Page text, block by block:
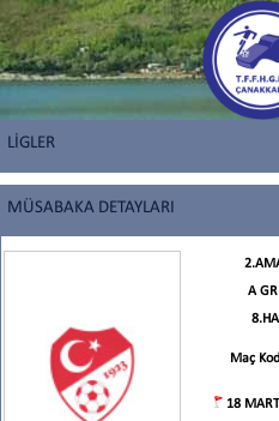
LİGLER
MÜSABAKA DETAYLARI
A
Maç
18